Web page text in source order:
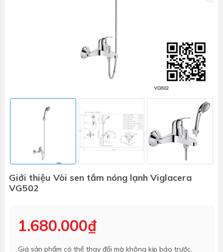
Giới thiệu Vòi sen tắm nóng lạnh Viglacera
VG502
1.680.000₫
Giá sản phẩm có thể thay đổi mà không kịp báo trước.